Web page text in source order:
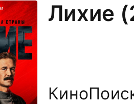
Лихие